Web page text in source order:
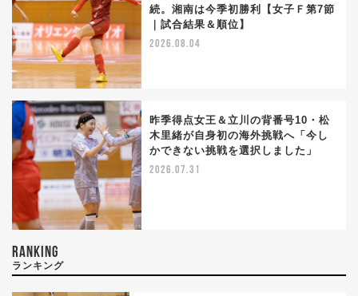
続。湘南は今季初勝利【女子Ｆ第7節
｜試合結果＆順位】
2026.08.04
昨季得点女王＆立川の背番号10・松
木里緒が自身初の海外挑戦へ「今し
かできない挑戦を選択しました」
2026.07.31
RANKING
ランキング